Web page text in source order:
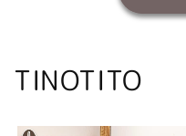
TINOTITO